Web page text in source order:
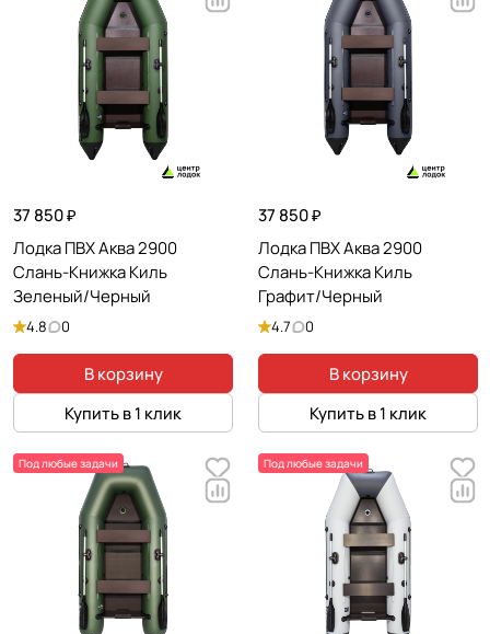
37 850 ₽
Лодка ПВХ Аква 2900
Слань-Книжка Киль
Зеленый/Черный
4.8 0
В корзину
Купить в 1 клик
37 850 ₽
Лодка ПВХ Аква 2900
Слань-Книжка Киль
Графит/Черный
4.7 0
В корзину
Купить в 1 клик
Под любые задачи Под любые задачи